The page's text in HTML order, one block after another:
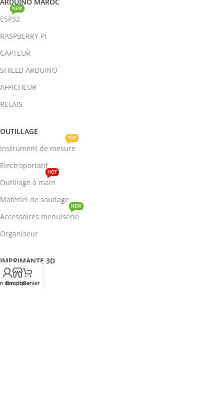
ESP32
NEW
RASPBERRY PI
CAPTEUR
SHIELD ARDUINO
AFFICHEUR
RELAIS
OUTILLAGE
Instrument de mesure
TOP
Electroportatif
Outillage à main
HOT
Matériel de soudage
Accessoires menuiserie
NEW
Organiseur
IMPRIMANTE 3D
ROBOTIQUE
compte
BoutiquePanier